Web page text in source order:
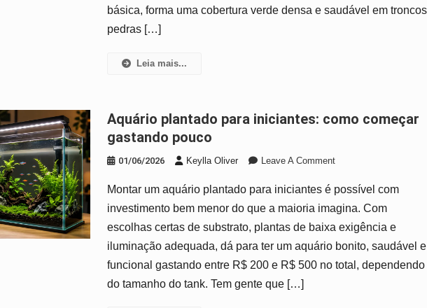
Aquário
básica, forma uma cobertura verde densa e saudável em
pedras […]
Leia mais...
Aquário plantado para iniciantes: como começar
gastando pouco
01/06/2026 Keylla Oliver Leave A CommentOn
Plantado
Para
Iniciantes:
Como
Começar
Gastando
Montar um aquário plantado para iniciantes é possível com
investimento bem menor do que a maioria imagina. Com
escolhas certas de substrato, plantas de baixa exigência e
iluminação adequada, dá para ter um aquário bonito, saudável e
funcional gastando entre R$ 200 e R$ 500 no total, dependendo
do tamanho do tank. Tem gente que […]